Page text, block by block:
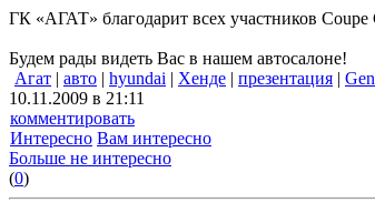
ГК «АГАТ» благодарит всех участников
Будем рады видеть Вас в нашем автосалоне!
Агат | авто | hyundai | Хенде | презентация |
10.11.2009 в 21:11
комментировать
Интересно Вам интересно
Больше не интересно
(0)